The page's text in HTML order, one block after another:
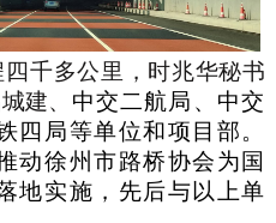
千多公里，时兆华秘书
建、 中交二航局、中交
四局等单位和项目部。
动徐州市路桥协会为国
地实施，先后与以上单